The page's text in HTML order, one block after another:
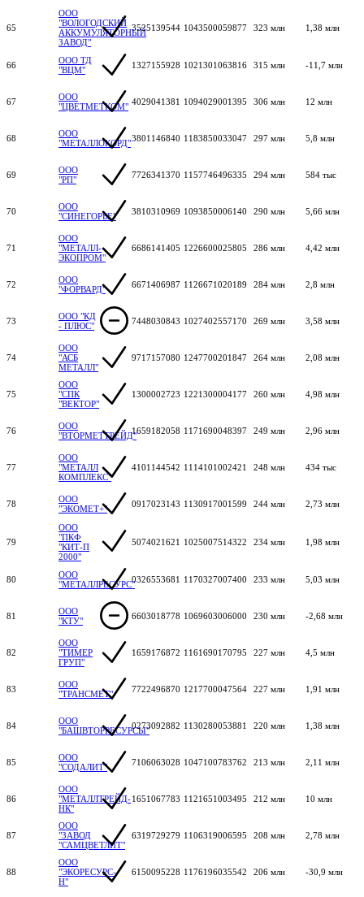
65
ООО
"ВОЛОГОДСКИЙ
АККУМУЛЯТОРНЫЙ
ЗАВОД"
3525139544 1043500059877 323 млн 1,38 млн
66
ООО ТД
"ВЦМ"
1327155928 1021301063816 315 млн -11,7 млн
67
ООО
"ЦВЕТМЕТКОМ" 4029041381 1094029001395 306 млн 12 млн
68
ООО
"МЕТАЛЛОКОРД"3801146840 1183850033047 297 млн 5,8 млн
69
ООО
"РП"
7726341370 1157746496335 294 млн 584 тыс
70
ООО
"СИНЕГОРЬЕ"
3810310969 1093850006140 290 млн 5,66 млн
71
ООО
"МЕТАЛЛ-
ЭКОПРОМ"
6686141405 1226600025805 286 млн 4,42 млн
72
ООО
"ФОРВАРД"
6671406987 1126671020189 284 млн 2,8 млн
73
ООО "КД
- ПЛЮС"
7448030843 1027402557170 269 млн 3,58 млн
74
ООО
"АСБ
МЕТАЛЛ"
9717157080 1247700201847 264 млн 2,08 млн
75
ООО
"СПК
"ВЕКТОР"
1300002723 1221300004177 260 млн 4,98 млн
76
ООО
"ВТОРМЕТТРЕЙД"1659182058 1171690048397 249 млн 2,96 млн
77
ООО
"МЕТАЛЛ
КОМПЛЕКС"
4101144542 1114101002421 248 млн 434 тыс
78
ООО
"ЭКОМЕТ+"
0917023143 1130917001599 244 млн 2,73 млн
79
ООО
"ПКФ
"КИТ-П
2000"
5074021621 1025007514322 234 млн 1,98 млн
80
ООО
"МЕТАЛЛРЕСУРС"0326553681 1170327007400 233 млн 5,03 млн
81
ООО
"КТУ"
6603018778 1069603006000 230 млн -2,68 млн
82
ООО
"ТИМЕР
ГРУП"
1659176872 1161690170795 227 млн 4,5 млн
83
ООО
"ТРАНСМЕТ"
7722496870 1217700047564 227 млн 1,91 млн
84
ООО
"БАШВТОРРЕСУРСЫ"0273092882 1130280053881 220 млн 1,38 млн
85
ООО
"СОДАЛИТ"
7106063028 1047100783762 213 млн 2,11 млн
86
ООО
"МЕТАЛЛТРЕЙД-
НК"
1651067783 1121651003495 212 млн 10 млн
87
ООО
"ЗАВОД
"САМЦВЕТЛИТ"
6319729279 1106319006595 208 млн 2,78 млн
88
ООО
"ЭКОРЕСУРС-
Н"
6150095228 1176196035542 206 млн -30,9 млн